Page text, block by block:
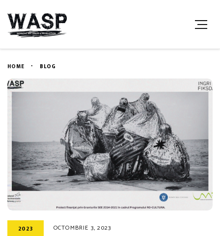
HOME BLOG
2023 OCTOMBRIE 3, 2023